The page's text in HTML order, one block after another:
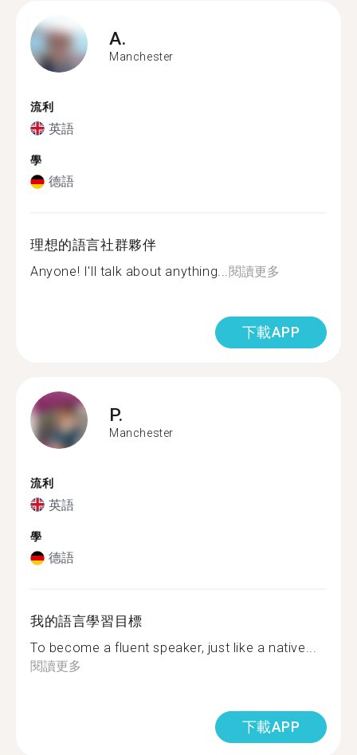
A.
Manchester
流利
英語
學
德語
理想的語言社群夥伴
Anyone! I'll talk about anything...閱讀更多
下載APP
P.
Manchester
流利
英語
學
德語
我的語言學習目標
To become a fluent speaker, just like a native...
閱讀更多
下載APP